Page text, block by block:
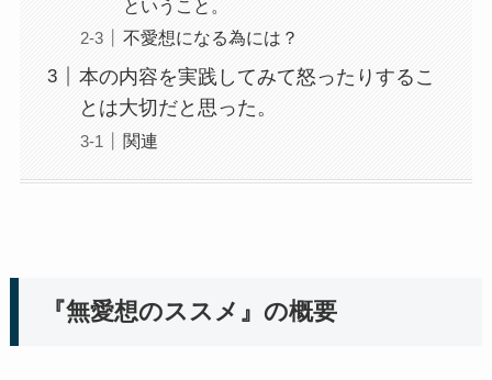
ということ。
不愛想になる為には？
本の内容を実践してみて怒ったりするこ
とは大切だと思った。
関連
『無愛想のススメ』の概要